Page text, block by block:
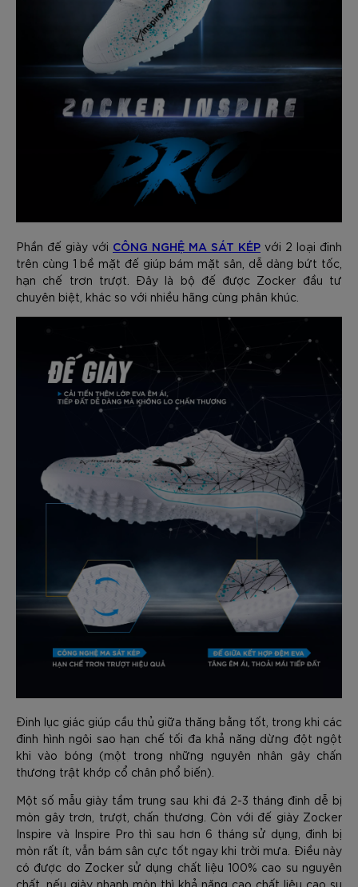
Phần đế giày với CÔNG NGHỆ MA SÁT KÉP với 2 loại đinh
trên cùng 1 bề mặt đế giúp bám mặt sân, dễ dàng bứt tốc,
hạn chế trơn trượt. Đây là bộ đế được Zocker đầu tư
chuyên biệt, khác so với nhiều hãng cùng phân khúc.
Đinh lục giác giúp cầu thủ giữa thăng bằng tốt, trong khi các
đinh hình ngôi sao hạn chế tối đa khả năng dừng đột ngột
khi vào bóng (một trong những nguyên nhân gây chấn
thương trật khớp cổ chân phổ biến).
Một số mẫu giày tầm trung sau khi đá 2-3 tháng đinh dễ bị
mòn gây trơn, trượt, chấn thương. Còn với đế giày Zocker
Inspire và Inspire Pro thì sau hơn 6 tháng sử dụng, đinh bị
mòn rất ít, vẫn bám sân cực tốt ngay khi trời mưa. Điều này
có được do Zocker sử dụng chất liệu 100% cao su nguyên